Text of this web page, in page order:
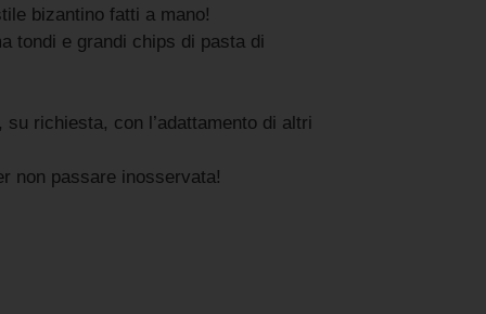
bizantino fatti a mano!
tondi e grandi chips di pasta di
su richiesta, con l’adattamento di altri
non passare inosservata!